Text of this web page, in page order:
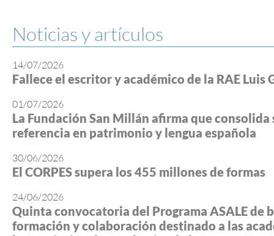
Noticias y artículos
14/07/2026
Fallece el escritor y académico de la RAE Luis
01/07/2026
La Fundación San Millán afirma que consolida
referencia en patrimonio y lengua española
30/06/2026
El CORPES supera los 455 millones de formas
24/06/2026
Quinta convocatoria del Programa ASALE de
formación y colaboración destinado a las